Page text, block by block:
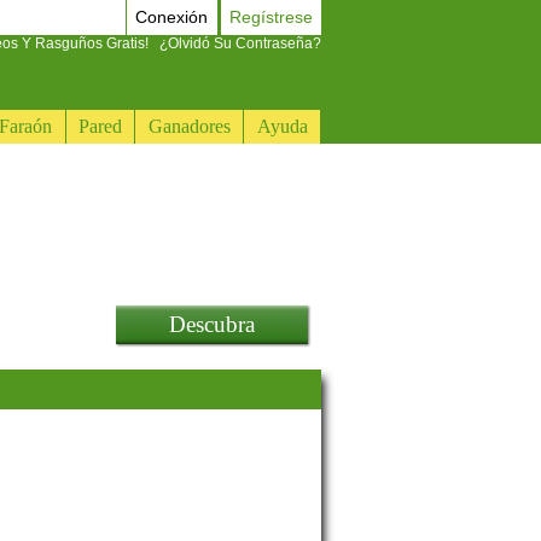
Faraón Pared Ganadores Ayuda
Conexión Regístrese
Y Rasguños Gratis! ¿Olvidó Su Contraseña?
Descubra